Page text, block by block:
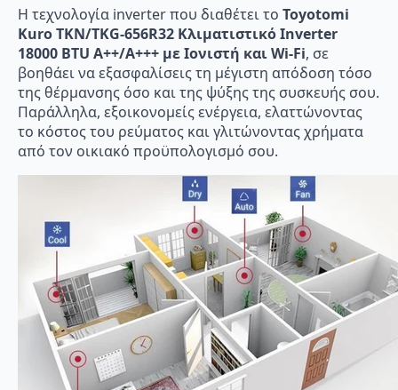
Η τεχνολογία inverter που διαθέτει το Toyotomi
Kuro TKN/TKG-656R32 Κλιματιστικό Inverter
18000 BTU A++/A+++ με Ιονιστή και Wi-Fi, σε
βοηθάει να εξασφαλίσεις τη μέγιστη απόδοση τόσο
της θέρμανσης όσο και της ψύξης της συσκευής σου.
Παράλληλα, εξοικονομείς ενέργεια, ελαττώνοντας
το κόστος του ρεύματος και γλιτώνοντας χρήματα
από τον οικιακό προϋπολογισμό σου.